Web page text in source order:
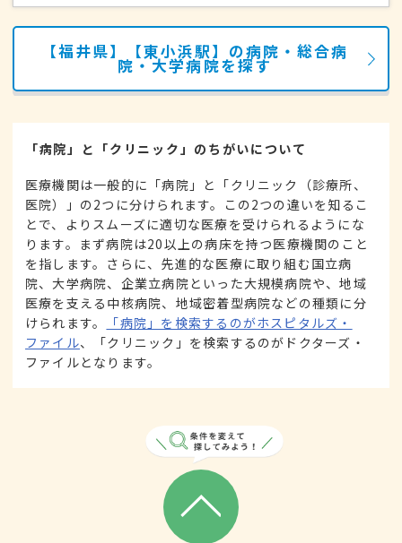
【福井県】【東小浜駅】の病院・総合病
院・大学病院を探す
「病院」と「クリニック」のちがいについて
医療機関は一般的に「病院」と「クリニック（診療所、
医院）」の2つに分けられます。この2つの違いを知るこ
とで、よりスムーズに適切な医療を受けられるようにな
ります。まず病院は20以上の病床を持つ医療機関のこと
を指します。さらに、先進的な医療に取り組む国立病
院、大学病院、企業立病院といった大規模病院や、地域
医療を支える中核病院、地域密着型病院などの種類に分
けられます。
「病院」を検索するのがホスピタルズ・
ファイル、「クリニック」を検索するのがドクターズ・
ファイルとなります。